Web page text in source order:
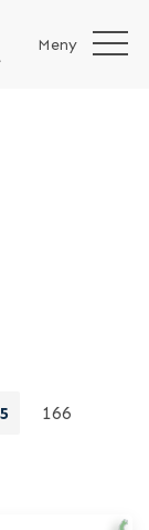
Meny
166